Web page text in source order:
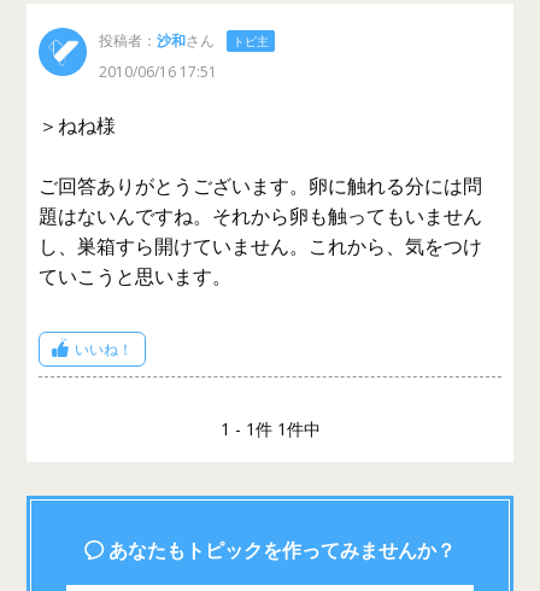
投稿者：沙和さん トピ主
2010/06/16 17:51
＞ねね様
ご回答ありがとうございます。卵に触れる分には問
題はないんですね。それから卵も触ってもいません
し、巣箱すら開けていません。これから、気をつけ
ていこうと思います。
いいね！
1 - 1件 1件中
あなたもトピックを作ってみませんか？